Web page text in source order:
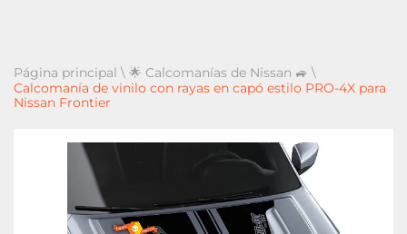
Página principal \ 🌟 Calcomanías de Nissan 🚙 \
Calcomanía de vinilo con rayas en capó estilo PRO-4X para
Nissan Frontier